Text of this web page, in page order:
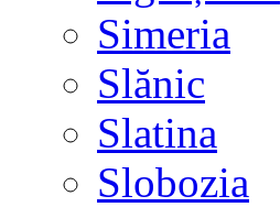
Simeria
Slănic
Slatina
Slobozia